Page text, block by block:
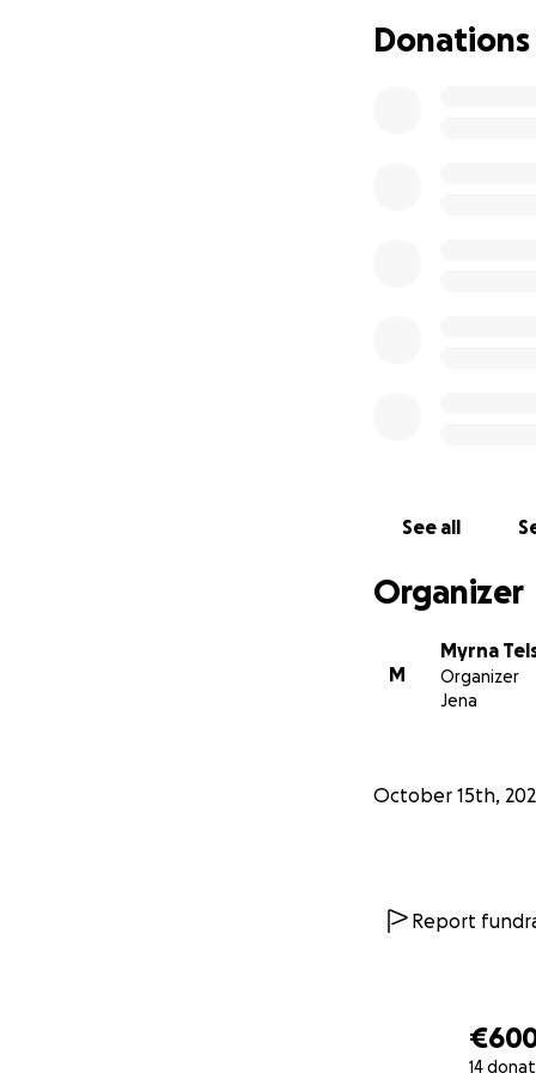
14
direkten Nutzen
Donations
See all
Organizer
M
Myrna
Organizer
Jena
October 15th,
Report